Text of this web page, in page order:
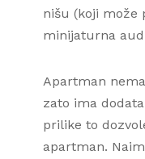
nišu (koji može
minijaturna
Apartman
zato ima
prilike to
apartman.